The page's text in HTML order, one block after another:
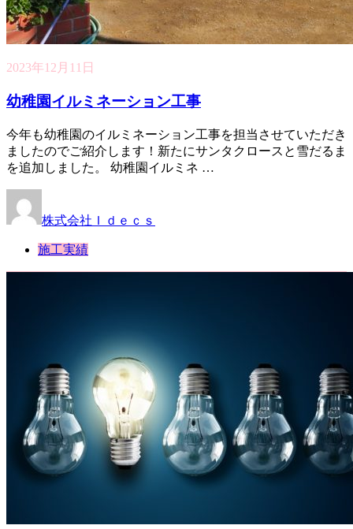
2023年12月11日
幼稚園イルミネーション工事
今年も幼稚園のイルミネーション工事を担当させていただき
ましたのでご紹介します！新たにサンタクロースと雪だるま
を追加しました。 幼稚園イルミネ …
株式会社Ｉｄｅｃｓ
施工実績